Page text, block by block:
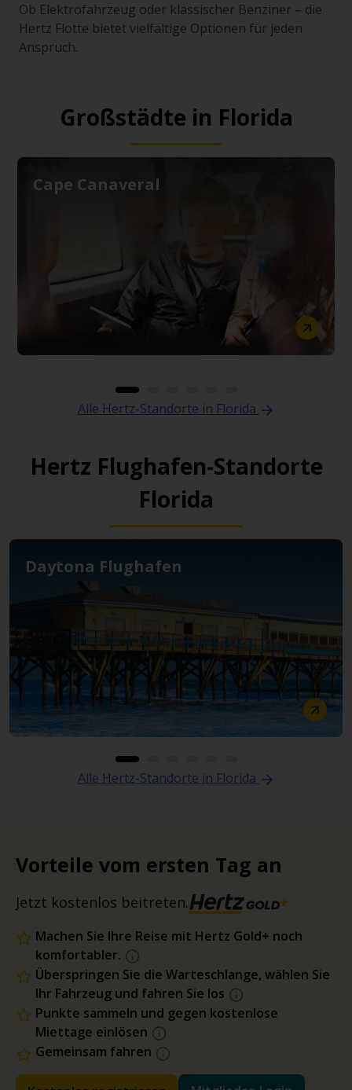
Ob Elektrofahrzeug oder klassischer Benziner – die
Hertz Flotte bietet vielfältige Optionen für jeden
Anspruch.
Großstädte in Florida
Cape Canaveral
Alle Hertz-Standorte in Florida
Hertz Flughafen-Standorte
Florida
Daytona Flughafen
Alle Hertz-Standorte in Florida
Vorteile vom ersten Tag an
Jetzt kostenlos beitreten.
Machen Sie Ihre Reise mit Hertz Gold+ noch
komfortabler.
Überspringen Sie die Warteschlange, wählen Sie
Ihr Fahrzeug und fahren Sie los
Punkte sammeln und gegen kostenlose
Miettage einlösen
Gemeinsam fahren